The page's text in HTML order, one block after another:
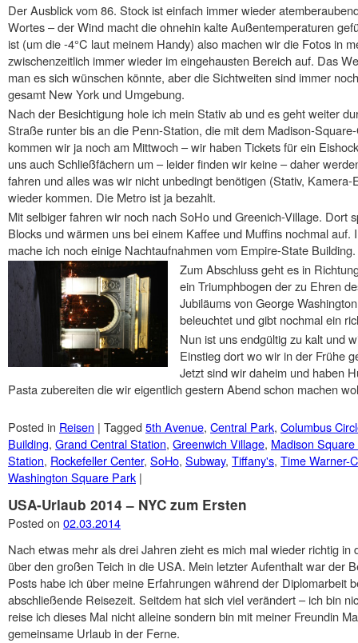
Der Ausblick vom 86. Stock ist einfach immer wieder
Wortes – der Wind macht die ohnehin kalte Außentemperaturen
ist (um die -4°C laut meinem Handy) also machen wir die Fotos in
zwischenzeitlich immer wieder im eingehausten Bereich auf. Das
man es sich wünschen könnte, aber die Sichtweiten sind immer
gesamt New York und Umgebung.
Nach der Besichtigung hole ich mein Stativ ab und es geht weiter
Straße runter bis an die Penn-Station, die mit dem Madison-
kommen wir ja noch am Mittwoch – wir haben Tickets für ein
uns auch Schließfächern um – leider finden wir keine – daher
fahren und alles was wir nicht unbedingt benötigen (Stativ,
wieder kommen. Die Metro ist ja bezahlt.
Mit selbiger fahren wir noch nach SoHo und Greenich-Village. Dort
Blocks und wärmen uns bei einem Kaffee und Muffins nochmal
mache ich noch einige Nachtaufnahmen vom Empire-State Building.
Zum Abschluss geht es in
ein Triumphbogen der zu Ehren
Jubiläums von George
beleuchtet und gibt nochmal ein
Nun ist uns endgültig zu kalt und
Einstieg dort wo wir in der Frühe
Jetzt sind wir daheim und haben
Pasta zubereiten die wir eigentlich gestern Abend schon machen
Posted in Reisen | Tagged 5th Avenue, Central Park, Columbus
Building, Grand Central Station, Greenwich Village, Madison
Station, Rockefeller Center, SoHo, Subway, Tiffany's, Time Warner-
Washington Square Park |
USA-Urlaub 2014 – NYC zum Ersten
Posted on 02.03.2014
Nach etwas mehr als drei Jahren zieht es mich mal wieder richtig
über den großen Teich in die USA. Mein letzter Aufenthalt war der
Posts habe ich über meine Erfahrungen während der Diplomarbeit
abschließende Reisezeit. Seitdem hat sich viel verändert – ich bin
reise ich dieses Mal nicht alleine sondern bin mit meiner Freundin
gemeinsame Urlaub in der Ferne.